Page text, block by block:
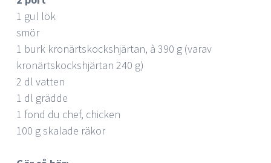
1 gul lök
smör
1 burk kronärtskockshjärtan, à 390 g (varav
kronärtskockshjärtan 240 g)
2 dl vatten
1 dl grädde
1 fond du chef, chicken
100 g skalade räkor